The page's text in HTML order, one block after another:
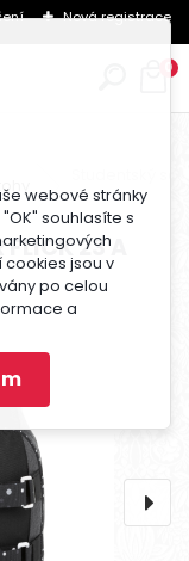
webové stránky
souhlasíte s
cookies jsou v
po celou
a
Nová registrace
0
23 A